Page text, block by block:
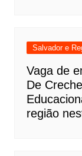
Salvador e
Vaga de
De
região